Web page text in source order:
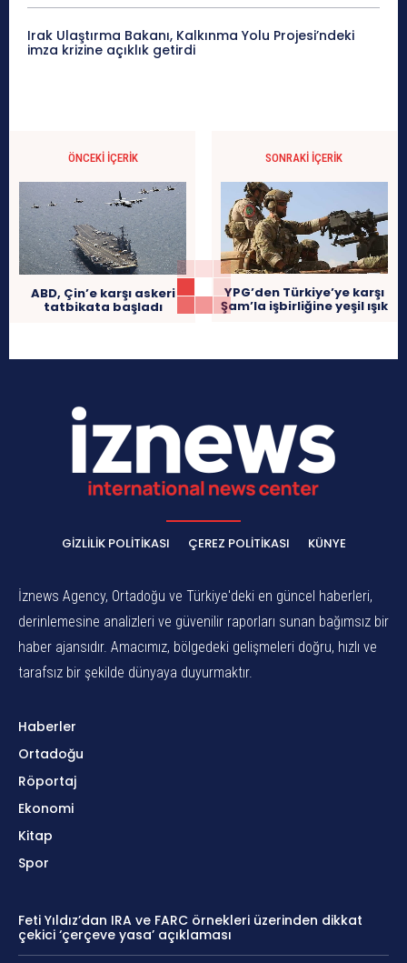
Irak Ulaştırma Bakanı, Kalkınma Yolu Projesi’ndeki
imza krizine açıklık getirdi
ÖNCEKI İÇERIK
ABD, Çin’e karşı askeri
tatbikata başladı
SONRAKI İÇERIK
YPG’den Türkiye’ye karşı
Şam’la işbirliğine yeşil ışık
GIZLILIK POLITIKASI ÇEREZ POLITIKASI KÜNYE
İznews Agency, Ortadoğu ve Türkiye'deki en güncel haberleri,
derinlemesine analizleri ve güvenilir raporları sunan bağımsız bir
haber ajansıdır. Amacımız, bölgedeki gelişmeleri doğru, hızlı ve
tarafsız bir şekilde dünyaya duyurmaktır.
Haberler
Ortadoğu
Röportaj
Ekonomi
Kitap
Spor
Feti Yıldız’dan IRA ve FARC örnekleri üzerinden dikkat
çekici ‘çerçeve yasa’ açıklaması